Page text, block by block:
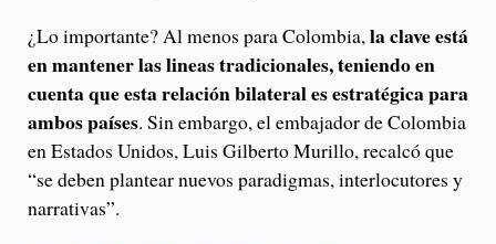
¿Lo importante? Al menos para Colombia,la clave está
en mantener las lineas tradicionales, teniendo en
cuenta que esta relación bilateral es estratégica para
ambos países. Sin embargo, el embajador de Colombia
en Estados Unidos, Luis Gilberto Murillo, recalcó que
“se deben plantear nuevos paradigmas, interlocutores y
narrativas”.